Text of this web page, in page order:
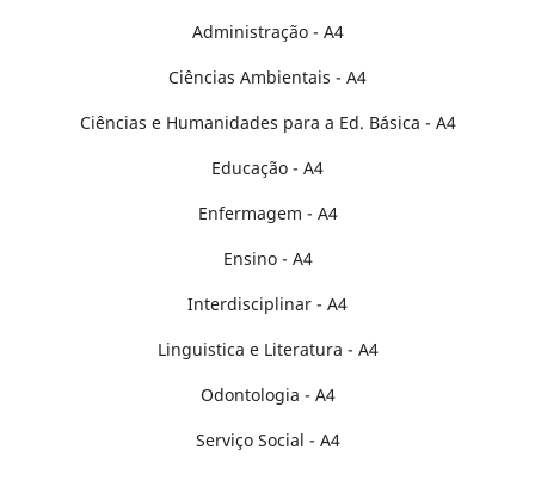
Administração - A4
Ciências Ambientais - A4
Ciências e Humanidades para a Ed. Básica - A4
Educação - A4
Enfermagem - A4
Ensino - A4
Interdisciplinar - A4
Linguistica e Literatura - A4
Odontologia - A4
Serviço Social - A4